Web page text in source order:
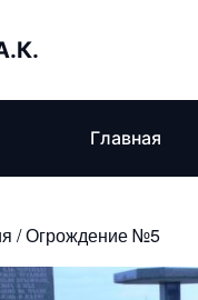
Главная
/ Огрождение №5